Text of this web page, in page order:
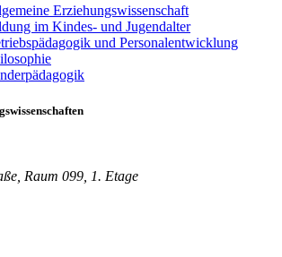
Erziehungswissenschaft
im Kindes- und Jugendalter
und Personalentwicklung
Raum 099, 1. Etage